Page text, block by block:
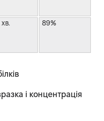
89%
і концентрація